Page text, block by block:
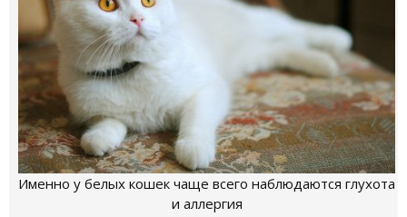
Именно у белых кошек чаще всего наблюдаются глухота
и аллергия